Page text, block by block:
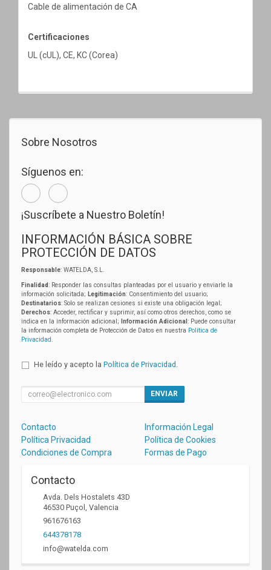
Cable de alimentación de CA
Certificaciones
UL (cUL), CE, KC (Corea)
Sobre Nosotros
Síguenos en:
¡Suscríbete a Nuestro Boletín!
INFORMACIÓN BÁSICA SOBRE
PROTECCIÓN DE DATOS
Responsable: WATELDA, S.L.
Finalidad: Responder las consultas planteadas por el usuario y enviarle la
información solicitada; Legitimación: Consentimiento del usuario;
Destinatarios: Solo se realizan cesiones si existe una obligación legal;
Derechos: Acceder, rectificar y suprimir, así como otros derechos, como se
indica en la información adicional;
Información Adicional : Puede consultar
la información completa de Protección de Datos en nuestra Política de
Privacidad
He leído y acepto la Política de Privacidad
ENVIAR
Contacto
Información Legal
Política Privacidad
Política de Cookies
Condiciones de Compra
Formas de Pago
Contacto
Avda. Dels Hostalets 43D
46530 Puçol Valencia
961676163
644378178
info@watelda.com